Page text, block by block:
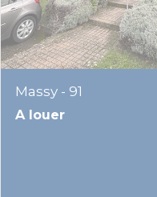
Massy - 91
A louer